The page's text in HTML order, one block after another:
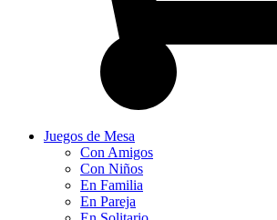
Juegos de Mesa
Con Amigos
Con Niños
En Familia
En Pareja